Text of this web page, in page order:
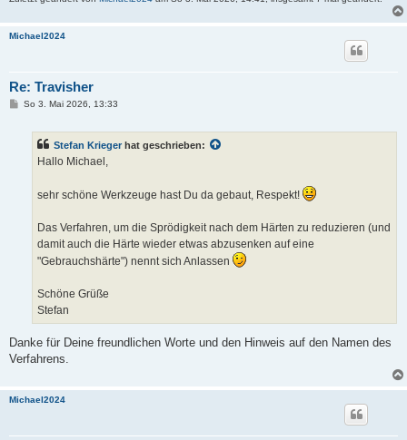
Michael2024
Re: Travisher
BSo 3. Mai 2026, 13:33
Stefan Krieger hat geschrieben:
Hallo Michael,
sehr schöne Werkzeuge hast Du da gebaut, Respekt!
Das Verfahren, um die Sprödigkeit nach dem Härten zu reduzieren (und
damit auch die Härte wieder etwas abzusenken auf eine
"Gebrauchshärte") nennt sich Anlassen
Schöne Grüße
Stefan
Danke für Deine freundlichen Worte und den Hinweis auf den Namen des
Verfahrens.
Michael2024